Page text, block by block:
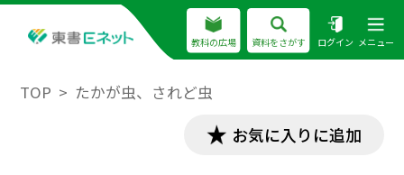
教科の広場 資料をさがす ログイン メニュー
TOP たかが虫、されど虫
お気に入りに追加